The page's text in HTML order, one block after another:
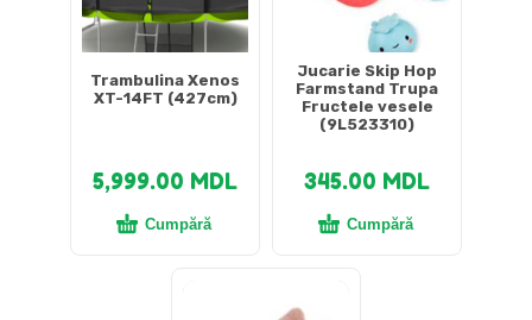
Trambulina Xenos
XT-14FT (427cm)
5,999.00 MDL
Cumpără
Jucarie Skip Hop
Farmstand Trupa
Fructele vesele
(9L523310)
345.00 MDL
Cumpără